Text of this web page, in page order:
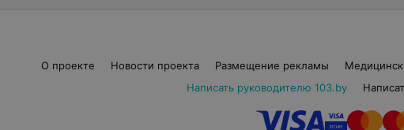
О проекте Новости проекта Размещение рекламы
Написать руководителю 103.by